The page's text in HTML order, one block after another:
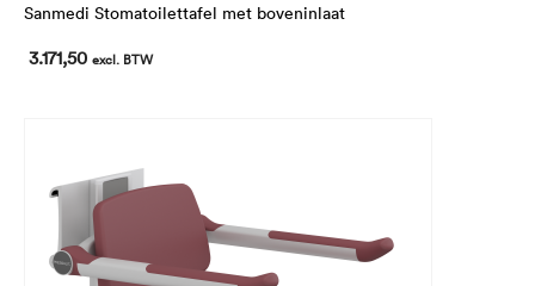
Sanmedi Stomatoilettafel met boveninlaat
3.171,50 excl. BTW